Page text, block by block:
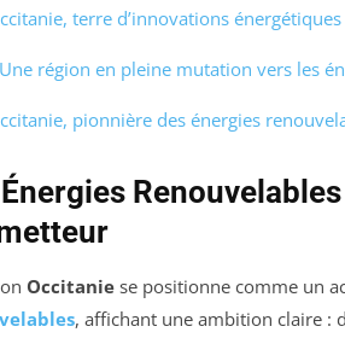
terre d’innovations énergétiques
Une région en pleine mutation vers les
pionnière des énergies
Occitanie se positionne comme un
, affichant une ambition claire :